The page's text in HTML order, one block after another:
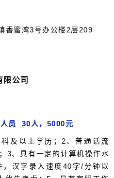
香蜜湾3号办公楼2层209
公司
员 30人，5000元
及以上学历；2、普通话流
3、具有一定的计算机操作水
汉字录入速度40字/分钟以